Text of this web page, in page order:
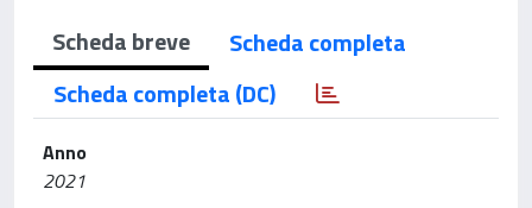
Scheda breve
Scheda completa
Scheda completa (DC)
Anno
2021